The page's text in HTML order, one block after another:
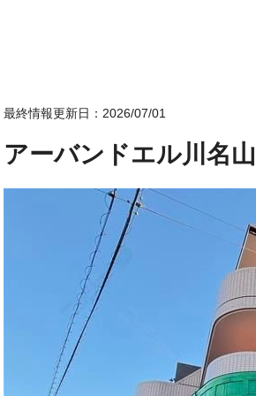
最終情報更新日：2026/07/01
アーバンドエル川名山